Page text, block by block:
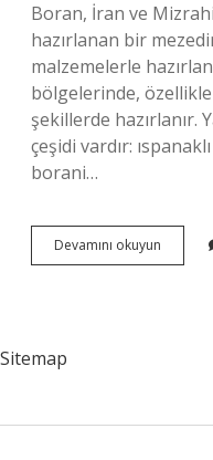
Boran, İran ve
hazırlanan bir
malzemelerle
bölgelerinde, özellikle
şekillerde hazırlanır.
çeşidi vardır:
borani…
Devamını okuyun
Nasıl
Sitemap